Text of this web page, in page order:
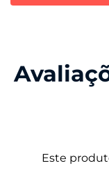
Este